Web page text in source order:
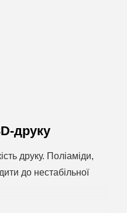
друку
друку. Поліаміди,
до нестабільної